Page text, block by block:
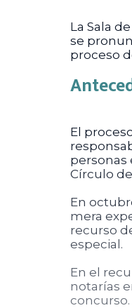
La Sala
se
proceso
El
personas
Círculo
En
mera
recurso
especial.
En el
notarías
concurso.